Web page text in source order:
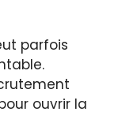
parfois
ouvrir la